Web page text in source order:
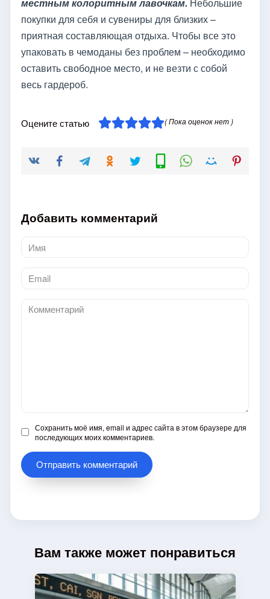
местным колоритным лавочкам. Небольшие
покупки для себя и сувениры для близких –
приятная составляющая отдыха. Чтобы все это
упаковать в чемоданы без проблем – необходимо
оставить свободное место, и не везти с собой
весь гардероб.
Оцените статью ( Пока оценок нет )
Добавить комментарий
Имя
*
Email
*
Комментарий
Сохранить моё имя, email и адрес сайта в этом браузере для
последующих моих комментариев.
Вам также может понравиться